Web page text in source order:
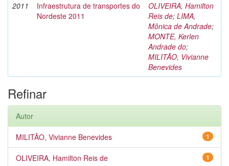
2011
Infraestrutura de transportes do
Nordeste 2011
OLIVEIRA, Hamilton
Reis de; LIMA,
Mônica de Andrade;
MONTE, Kerlen
Andrade do;
MILITÃO, Vivianne
Benevides
Refinar
Autor
1
MILITÃO, Vivianne Benevides
1
OLIVEIRA, Hamilton Reis de